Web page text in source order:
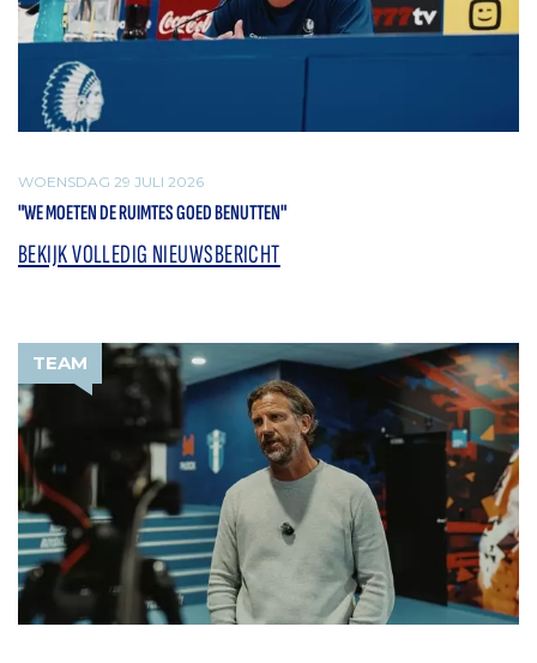
WOENSDAG 29 JULI 2026
"WE MOETEN DE RUIMTES GOED BENUTTEN"
BEKIJK VOLLEDIG NIEUWSBERICHT
TEAM